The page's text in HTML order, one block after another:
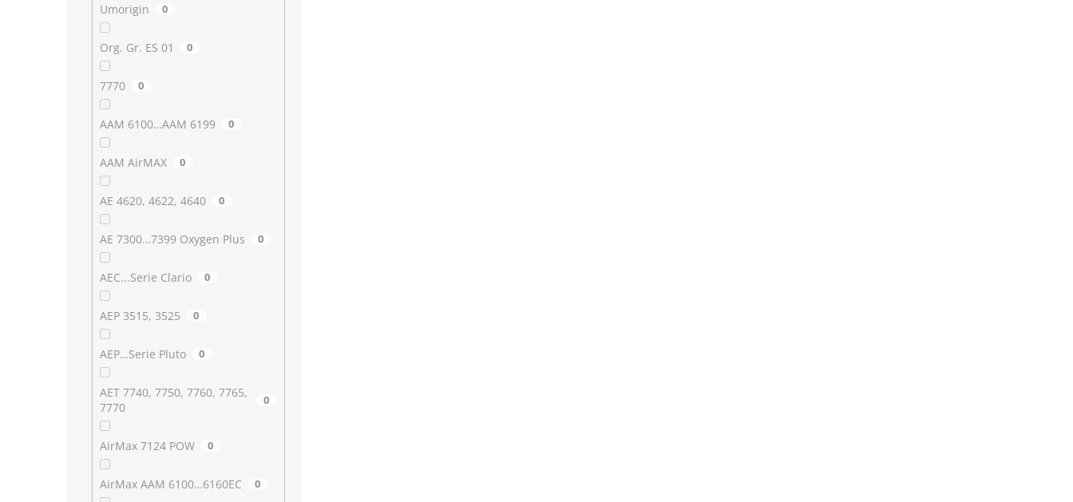
Umorigin 0
Org. Gr. ES 01 0
7770 0
AAM 6100…AAM 6199 0
AAM AirMAX 0
AE 4620, 4622, 4640 0
AE 7300…7399 Oxygen Plus 0
AEC...Serie Clario 0
AEP 3515, 3525 0
AEP…Serie Pluto 0
AET 7740, 7750, 7760, 7765,
7770
0
AirMax 7124 POW 0
AirMax AAM 6100…6160EC 0